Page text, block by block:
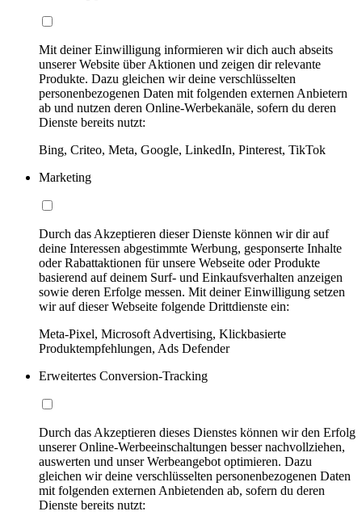
Mit deiner Einwilligung informieren wir dich auch abseits
unserer Website über Aktionen und zeigen dir relevante
Produkte. Dazu gleichen wir deine verschlüsselten
personenbezogenen Daten mit folgenden externen Anbietern
ab und nutzen deren Online-Werbekanäle, sofern du deren
Dienste bereits nutzt:
Bing, Criteo, Meta, Google, LinkedIn, Pinterest, TikTok
Marketing
Durch das Akzeptieren dieser Dienste können wir dir auf
deine Interessen abgestimmte Werbung, gesponserte Inhalte
oder Rabattaktionen für unsere Webseite oder Produkte
basierend auf deinem Surf- und Einkaufsverhalten anzeigen
sowie deren Erfolge messen. Mit deiner Einwilligung setzen
wir auf dieser Webseite folgende Drittdienste ein:
Meta-Pixel, Microsoft Advertising, Klickbasierte
Produktempfehlungen, Ads Defender
Erweitertes Conversion-Tracking
Durch das Akzeptieren dieses Dienstes können wir den Erfolg
unserer Online-Werbeeinschaltungen besser nachvollziehen,
auswerten und unser Werbeangebot optimieren. Dazu
gleichen wir deine verschlüsselten personenbezogenen Daten
mit folgenden externen Anbietenden ab, sofern du deren
Dienste bereits nutzt: